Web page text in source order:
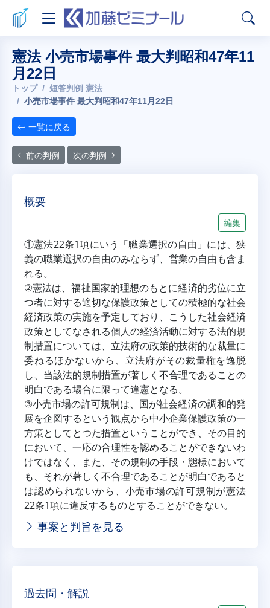
憲法 小売市場事件 最大判昭和47年11
月22日
トップ
短答判例 憲法
小売市場事件 最大判昭和47年11月22日
一覧に戻る
前の判例 次の判例
概要
編集
①憲法22条1項にいう「職業選択の自由」には、狭
義の職業選択の自由のみならず、営業の自由も含ま
れる。
②憲法は、福祉国家的理想のもとに経済的劣位に立
つ者に対する適切な保護政策としての積極的な社会
経済政策の実施を予定しており、こうした社会経済
政策としてなされる個人の経済活動に対する法的規
制措置については、立法府の政策的技術的な裁量に
委ねるほかないから、立法府がその裁量権を逸脱
し、当該法的規制措置が著しく不合理であることの
明白である場合に限って違憲となる。
③小売市場の許可規制は、国が社会経済の調和的発
展を企図するという観点から中小企業保護政策の一
方策としてとつた措置ということができ、その目的
において、一応の合理性を認めることができないわ
けではなく、また、その規制の手段・態様において
も、それが著しく不合理であることが明白であると
は認められないから、小売市場の許可規制が憲法
22条1項に違反するものとすることができない。
事案と判旨を見る
過去問・解説